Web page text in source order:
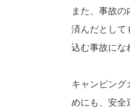
また、事故の
済んだとして
込む事故にな
キャンピング
めにも、安全